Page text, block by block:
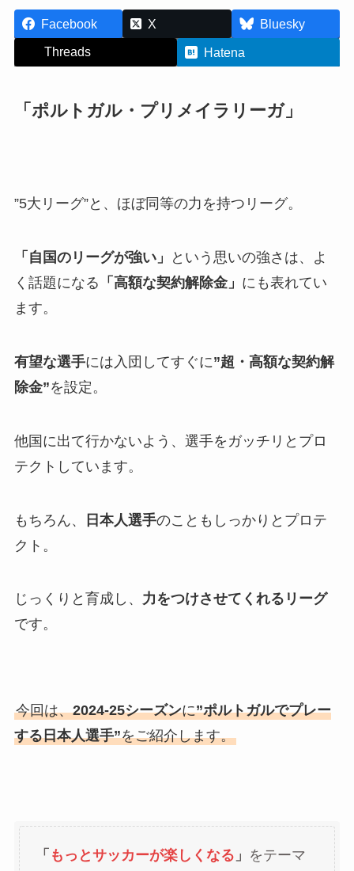
Facebook X
Bluesky
Threads
Hatena
「ポルトガル・プリメイラリーガ」
”5大リーグ”と、ほぼ同等の力を持つリーグ。
「自国のリーグが強い」
という思いの強さは、よ
く話題になる 「高額な契約解除金」 にも表れてい
ます。
有望な選手には入団してすぐに”超・高額な契約解
除金”を設定。
他国に出て行かないよう、選手をガッチリとプロ
テクトしています。
もちろん、 日本人選手のこともしっかりとプロテ
クト。
じっくりと育成し、 力をつけさせてくれるリーグ
です。
今回は、2024-25シーズンに”ポルトガルでプレー
する日本人選手”をご紹介します。
「 もっとサッカーが楽しくなる 」 をテーマ